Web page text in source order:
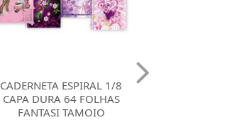
CADERNETA ESPIRAL 1/8
CAPA DURA 80 FOLHAS
ZIP COLORS TILIBRA